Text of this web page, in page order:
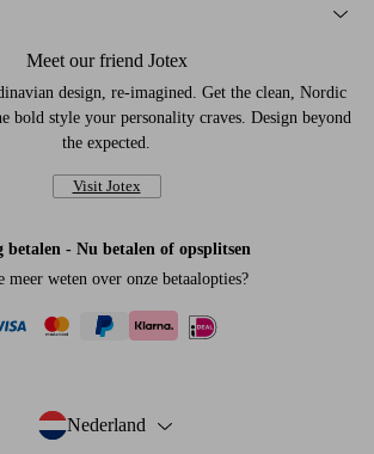
Meet our friend Jotex
design, re-imagined. Get the clean, Nordic
bold style your personality craves. Design beyond
the expected.
Visit Jotex
betalen - Nu betalen of opsplitsen
meer weten over onze betaalopties?
Nederland
- Selecteer land